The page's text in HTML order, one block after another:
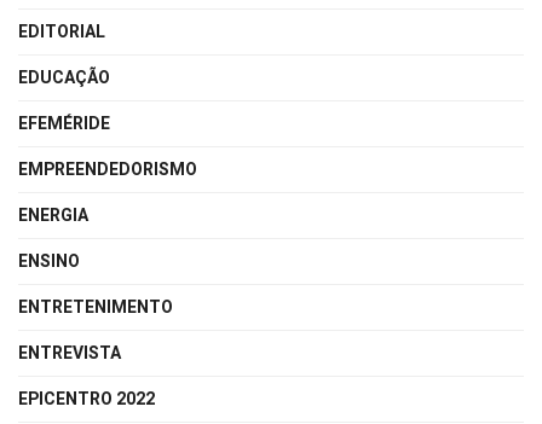
EDITORIAL
EDUCAÇÃO
EFEMÉRIDE
EMPREENDEDORISMO
ENERGIA
ENSINO
ENTRETENIMENTO
ENTREVISTA
EPICENTRO 2022